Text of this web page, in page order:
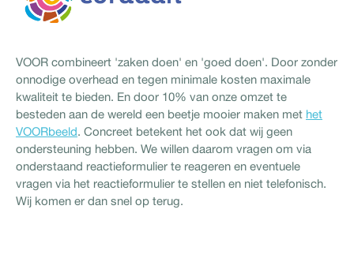
VOOR combineert 'zaken doen' en 'goed doen'. Door zonder
onnodige overhead en tegen minimale kosten maximale
kwaliteit te bieden. En door 10% van onze omzet te
besteden aan de wereld een beetje mooier maken met het
VOORbeeld. Concreet betekent het ook dat wij geen
ondersteuning hebben. We willen daarom vragen om via
onderstaand reactieformulier te reageren en eventuele
vragen via het reactieformulier te stellen en niet telefonisch.
Wij komen er dan snel op terug.